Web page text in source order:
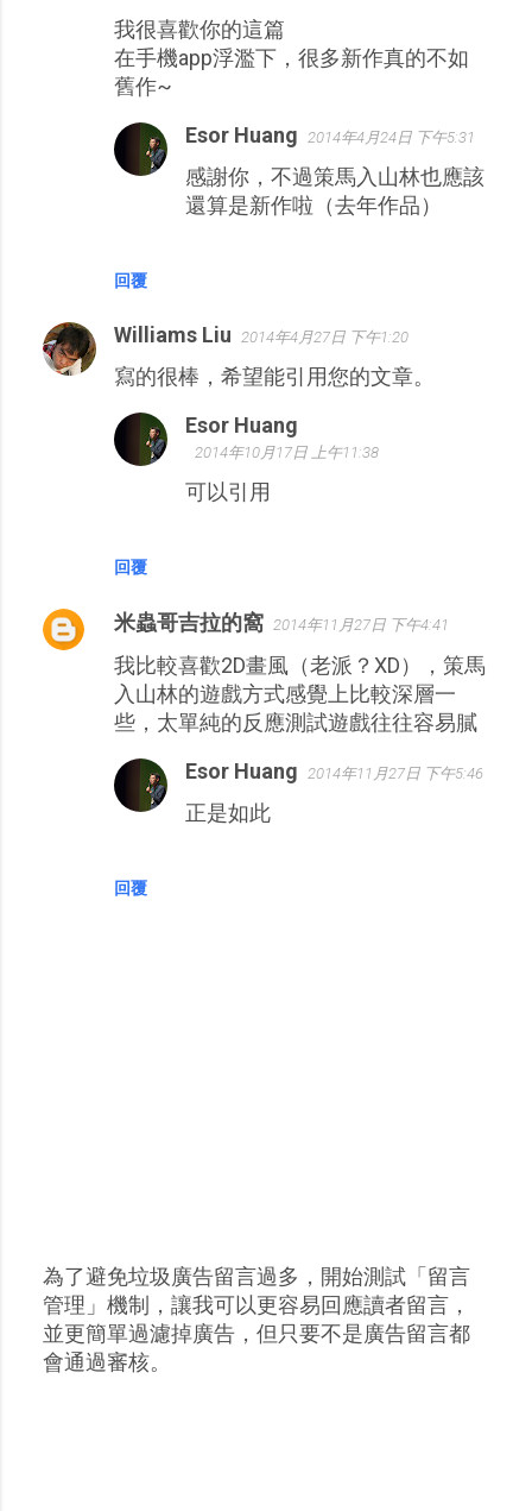
我很喜歡你的這篇
在手機app浮濫下，很多新作真的不如
舊作~
回覆
Esor Huang 2014年4月24日 下午5:31
感謝你，不過策馬入山林也應該
還算是新作啦（去年作品）
Williams Liu 2014年4月27日 下午1:20
寫的很棒，希望能引用您的文章。
回覆
Esor Huang
2014年10月17日 上午11:38
可以引用
米蟲哥吉拉的窩 2014年11月27日 下午4:41
我比較喜歡2D畫風（老派？XD），策馬
入山林的遊戲方式感覺上比較深層一
些，太單純的反應測試遊戲往往容易膩
回覆
Esor Huang 2014年11月27日 下午5:46
正是如此
張
貼
留
為了避免垃圾廣告留言過多，開始測試「留言
管理」機制，讓我可以更容易回應讀者留言，
並更簡單過濾掉廣告，但只要不是廣告留言都
會通過審核。